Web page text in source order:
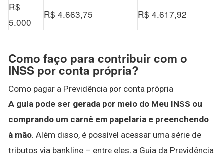
R$
5.000
R$ 4.663,75 R$ 4.617,92
Como faço para contribuir com o
INSS por conta própria?
Como pagar a Previdência por conta própria
A guia pode ser gerada por meio do Meu INSS ou
comprando um carnê em papelaria e preenchendo
à mão. Além disso, é possível acessar uma série de
tributos via bankline – entre eles, a Guia da Previdência